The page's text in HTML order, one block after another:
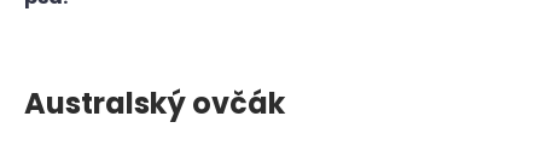
Australský ovčák